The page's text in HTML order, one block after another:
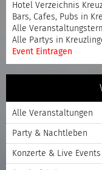
Hotel Verzeichnis
Bars, Cafes, Pubs in
Alle
Alle Partys in
Event Eintragen
Alle Veranstaltungen
Party & Nachtleben
Konzerte & Live Events